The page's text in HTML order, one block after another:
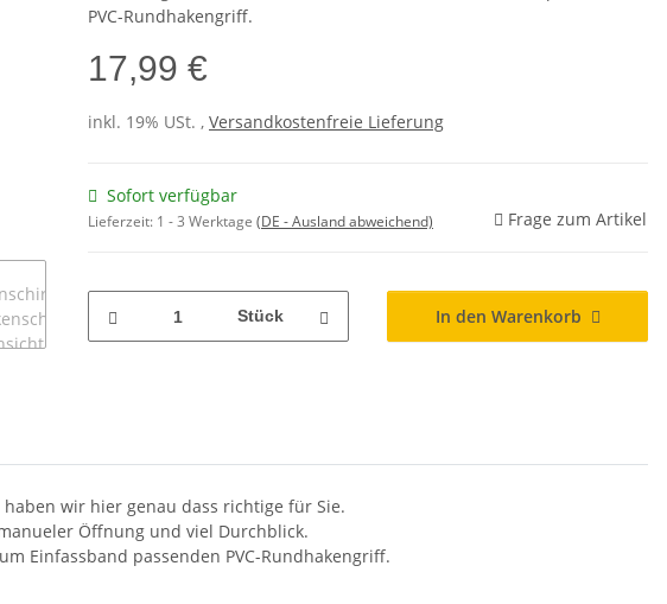
PVC-Rundhakengriff.
17,99 €
inkl. 19% USt. , Versandkostenfreie Lieferung
Sofort verfügbar
Lieferzeit: 1 - 3 Werktage (DE - Ausland abweichend) Frage zum Artikel
Stück In den Warenkorb
wir hier genau dass richtige für Sie.
Öffnung und viel Durchblick.
Einfassband passenden PVC-Rundhakengriff.